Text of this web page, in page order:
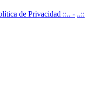
de Privacidad ::.. - ..::